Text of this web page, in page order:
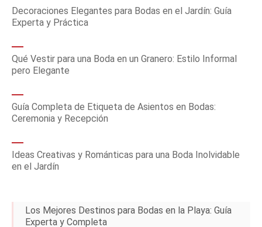
Decoraciones Elegantes para Bodas en el Jardín: Guía
Experta y Práctica
Qué Vestir para una Boda en un Granero: Estilo Informal
pero Elegante
Guía Completa de Etiqueta de Asientos en Bodas:
Ceremonia y Recepción
Ideas Creativas y Románticas para una Boda Inolvidable
en el Jardín
Los Mejores Destinos para Bodas en la Playa: Guía
Experta y Completa